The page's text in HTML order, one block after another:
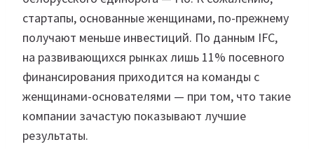
стартапы, основанные женщинами, по-прежнему
получают меньше инвестиций. По данным IFC,
на развивающихся рынках лишь 11% посевного
финансирования приходится на команды с
женщинами-основателями — при том, что такие
компании зачастую показывают лучшие
результаты.